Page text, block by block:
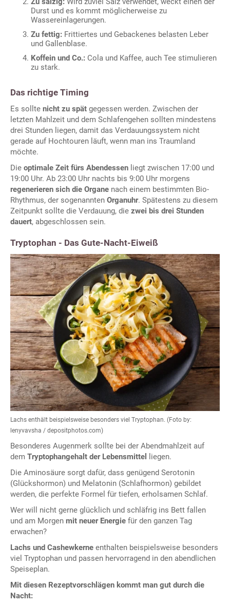
Durst und es kommt möglicherweise zu
Wassereinlagerungen.
Zu fettig: Frittiertes und Gebackenes belasten Leber
und Gallenblase.
Koffein und Co.: Cola und Kaffee, auch Tee stimulieren
zu stark.
Das richtige Timing
Es sollte nicht zu spät gegessen werden. Zwischen der
letzten Mahlzeit und dem Schlafengehen sollten mindestens
drei Stunden liegen, damit das Verdauungssystem nicht
gerade auf Hochtouren läuft, wenn man ins Traumland
möchte.
Die optimale Zeit fürs Abendessen liegt zwischen 17:00 und
19:00 Uhr. Ab 23:00 Uhr nachts bis 9:00 Uhr morgens
regenerieren sich die Organe nach einem bestimmten Bio-
Rhythmus, der sogenannten Organuhr. Spätestens zu diesem
Zeitpunkt sollte die Verdauung, die zwei bis drei Stunden
dauert, abgeschlossen sein.
Tryptophan - Das Gute-Nacht-Eiweiß
Lachs enthält beispielsweise besonders viel Tryptophan. (Foto by:
lenyvavsha / depositphotos.com)
Besonderes Augenmerk sollte bei der Abendmahlzeit auf
dem Tryptophangehalt der Lebensmittel
liegen.
Die Aminosäure sorgt dafür, dass genügend Serotonin
(Glückshormon) und Melatonin (Schlafhormon) gebildet
werden, die perfekte Formel für tiefen, erholsamen Schlaf.
Wer will nicht gerne glücklich und schläfrig ins Bett fallen
und am Morgen mit neuer Energie für den ganzen Tag
erwachen?
Lachs und Cashewkerne enthalten beispielsweise besonders
viel Tryptophan und passen hervorragend in den abendlichen
Speiseplan.
Mit diesen Rezeptvorschlägen kommt man gut durch die
Nacht: